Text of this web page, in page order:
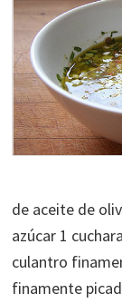
de aceite de
azúcar 1
culantro
finamente